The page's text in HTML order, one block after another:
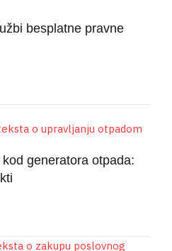
besplatne pravne
generatora otpada: